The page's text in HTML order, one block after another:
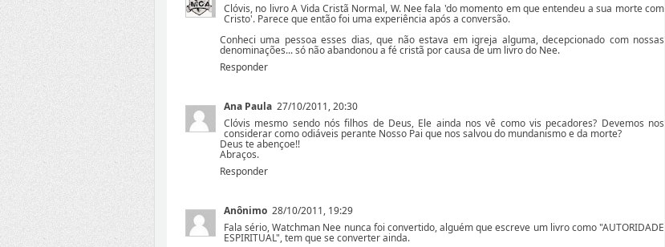
Clóvis, no livro A Vida Cristã Normal, W. Nee fala 'do momento em que entendeu a sua morte com
Cristo'. Parece que então foi uma experiência após a conversão.
Conheci uma pessoa esses dias, que não estava em igreja alguma, decepcionado com nossas
denominações... só não abandonou a fé cristã por causa de um livro do Nee.
Responder
Ana Paula 27/10/2011, 20:30
Clóvis mesmo sendo nós filhos de Deus, Ele ainda nos vê como vis pecadores? Devemos nos
considerar como odiáveis perante Nosso Pai que nos salvou do mundanismo e da morte?
Deus te abençoe!!
Abraços.
Responder
Anônimo 28/10/2011, 19:29
Fala sério, Watchman Nee nunca foi convertido, alguém que escreve um livro como "AUTORIDADE
ESPIRITUAL", tem que se converter ainda.